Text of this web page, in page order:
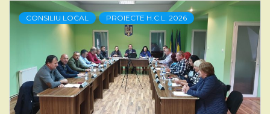
CONSILIU LOCAL PROIECTE H.C.L. 2026